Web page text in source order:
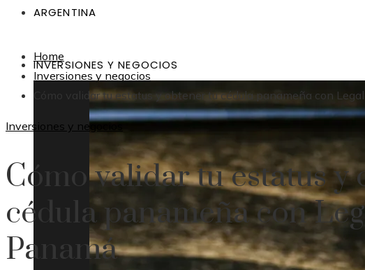
ARGENTINA
INVERSIONES Y NEGOCIOS
Home
Inversiones y negocios
Cómo validar tu estatus y obtener tu cédula panameña con
Inversiones y negocios
Cómo validar tu estatus y
cédula panameña con
Panamá